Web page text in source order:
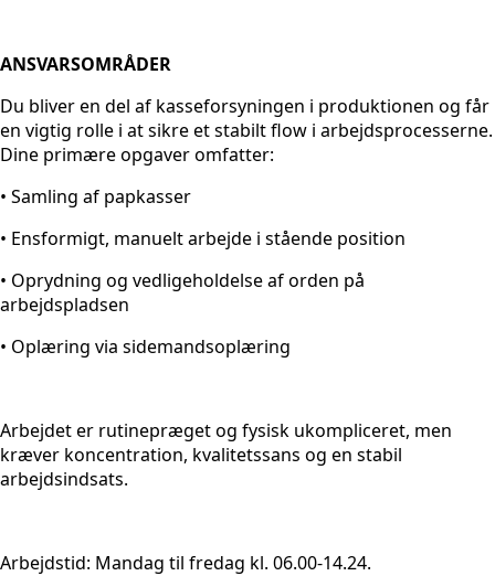
ANSVARSOMRÅDER
Du bliver en del af kasseforsyningen i produktionen og får
en vigtig rolle i at sikre et stabilt flow i arbejdsprocesserne.
Dine primære opgaver omfatter:
• Samling af papkasser
• Ensformigt, manuelt arbejde i stående position
• Oprydning og vedligeholdelse af orden på
arbejdspladsen
• Oplæring via sidemandsoplæring
Arbejdet er rutinepræget og fysisk ukompliceret, men
kræver koncentration, kvalitetssans og en stabil
arbejdsindsats.
Arbejdstid: Mandag til fredag kl. 06.00-14.24.